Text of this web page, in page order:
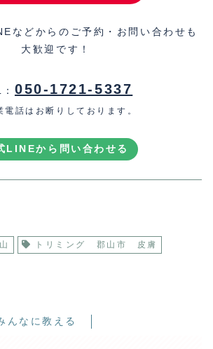
などからのご予約・お問い合わせも
大歓迎です！
050-1721-5337
話はお断りしております。
LINEから問い合わせる
トリミング 郡山市 皮膚
んなに教える